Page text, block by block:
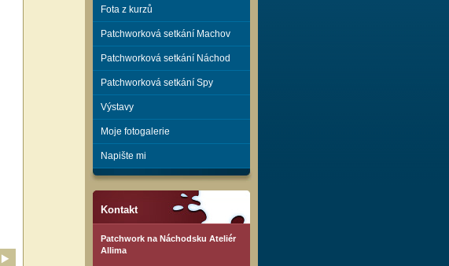
Fota z kurzů
Patchworková setkání Machov
Patchworková setkání Náchod
Patchworková setkání Spy
Výstavy
Moje fotogalerie
Napište mi
Kontakt
Patchwork na Náchodsku Ateliér
Allima